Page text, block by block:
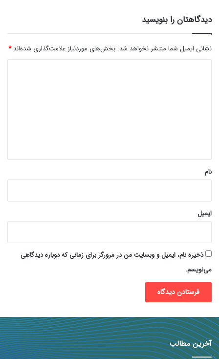
دیدگاهتان را بنویسید
نشانی ایمیل شما منتشر نخواهد شد. بخش‌های موردنیاز علامت‌گذاری شده‌اند*
نام
ایمیل
ذخیره نام، ایمیل و وبسایت من در مرورگر برای زمانی که دوباره دیدگاهی
می‌نویسم.
آخرین مطالب